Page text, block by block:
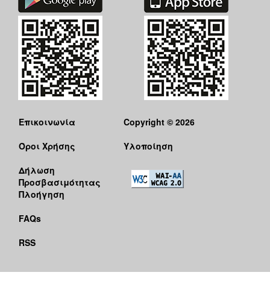
Επικοινωνία
Όροι Χρήσης
Δήλωση
Προσβασιμότητας
Πλοήγηση
FAQs
RSS
Copyright © 2026
Υλοποίηση